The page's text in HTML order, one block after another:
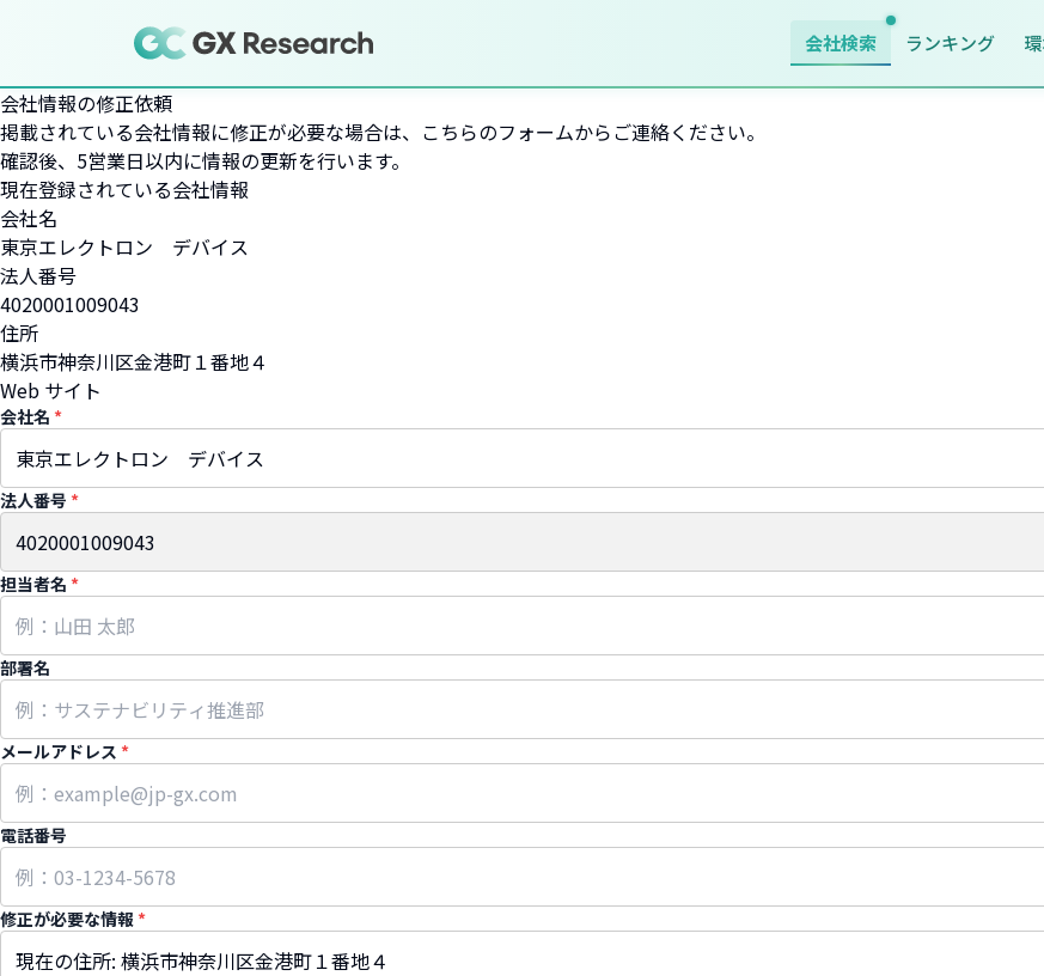
会社検索 ランキング
会社情報の修正依頼
掲載されている会社情報に修正が必要な場合は、こちらのフォームからご連絡ください。
確認後、5営業日以内に情報の更新を行います。
現在登録されている会社情報
会社名
東京エレクトロン デバイス
法人番号
4020001009043
住所
横浜市神奈川区金港町１番地４
Web サイト
会社名 *
法人番号 *
担当者名 *
部署名
メールアドレス *
電話番号
修正が必要な情報 *